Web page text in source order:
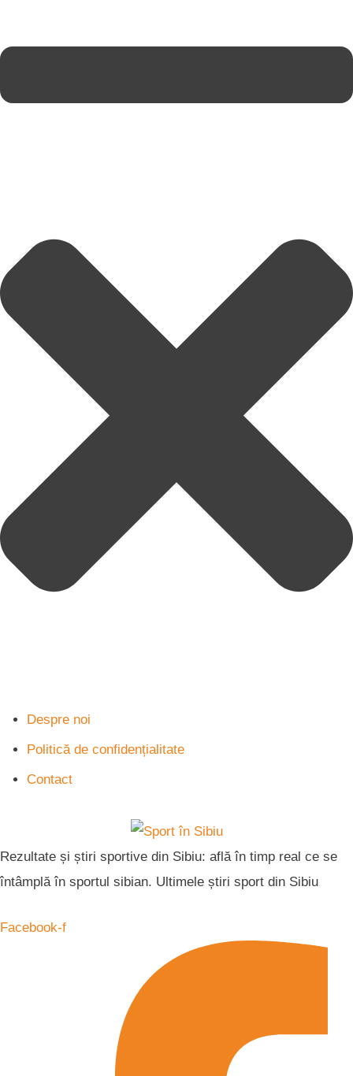
Despre noi
Politică de confidențialitate
Contact
Rezultate și știri sportive din Sibiu: află în timp real ce se
întâmplă în sportul sibian. Ultimele știri sport din Sibiu
Facebook-f